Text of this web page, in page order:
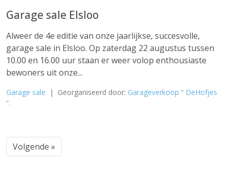
Garage sale Elsloo
Alweer de 4e editie van onze jaarlijkse, succesvolle,
garage sale in Elsloo. Op zaterdag 22 augustus tussen
10.00 en 16.00 uur staan er weer volop enthousiaste
bewoners uit onze...
Garage sale | Georganiseerd door: Garageverkoop “ DeHofjes
“.
Volgende »